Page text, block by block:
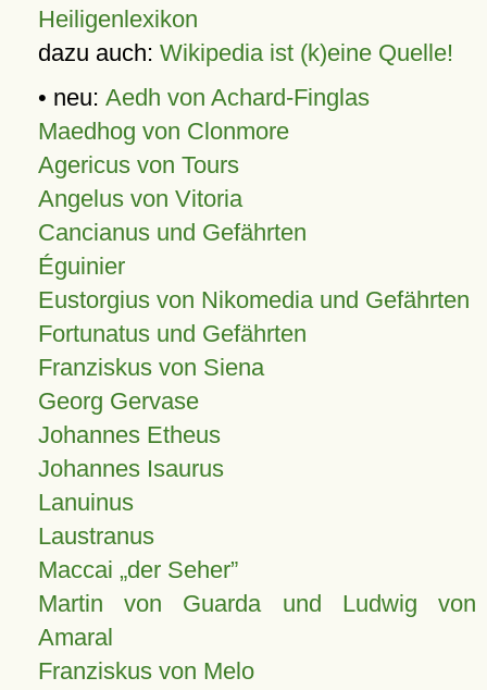
Heiligenlexikon
dazu auch: Wikipedia ist (k)eine Quelle!
• neu: Aedh von Achard-Finglas
Maedhog von Clonmore
Agericus von Tours
Angelus von Vitoria
Cancianus und Gefährten
Éguinier
Eustorgius von Nikomedia und Gefährten
Fortunatus und Gefährten
Franziskus von Siena
Georg Gervase
Johannes Etheus
Johannes Isaurus
Lanuinus
Laustranus
Maccai „der Seher”
Martin von Guarda und Ludwig von
Amaral
Franziskus von Melo